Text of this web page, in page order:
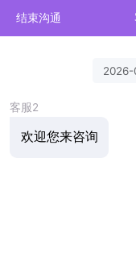
结束沟通
2026-
客服2
欢迎您来咨询